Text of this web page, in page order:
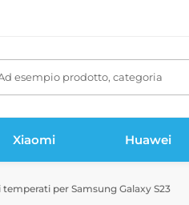
esempio prodotto, categoria
Xiaomi Huawei
temperati per Samsung Galaxy S23